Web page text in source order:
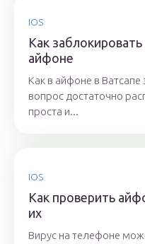
IOS
Как
айфоне
Как в айфоне в Ватсапе
вопрос достаточно
проста и...
IOS
Как проверить
их
Вирус на телефоне